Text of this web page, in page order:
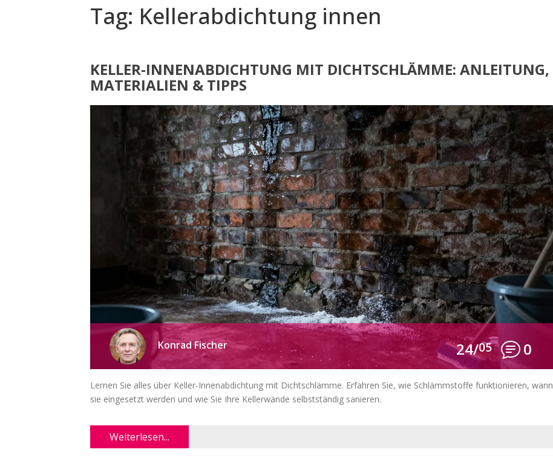
Tag: Kellerabdichtung innen
KELLER-INNENABDICHTUNG MIT DICHTSCHLÄMME: ANLEITUNG,
MATERIALIEN & TIPPS
Konrad Fischer 24/05 0
Lernen Sie alles über Keller-Innenabdichtung mit Dichtschlämme. Erfahren Sie, wie Schlämmstoffe funktionieren, wann
sie eingesetzt werden und wie Sie Ihre Kellerwände selbstständig sanieren.
Weiterlesen...